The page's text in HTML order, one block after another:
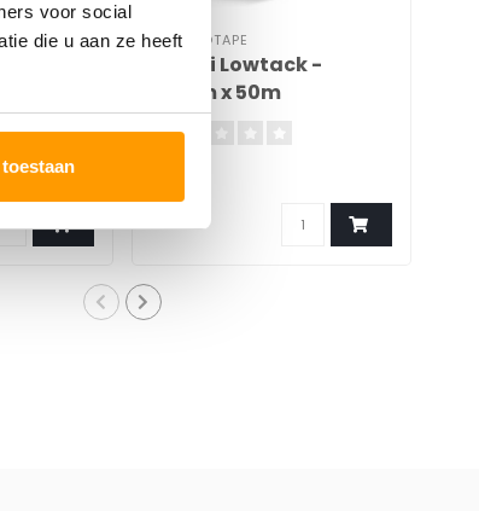
voor social
die u aan ze heeftTECHNOTAPE
Washi Lowtack -
38mm x 50m